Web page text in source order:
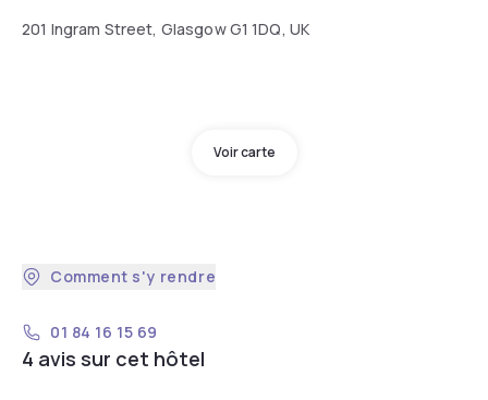
201 Ingram Street, Glasgow G1 1DQ, UK
Voir carte
Comment s'y rendre
01 84 16 15 69
4 avis sur cet hôtel